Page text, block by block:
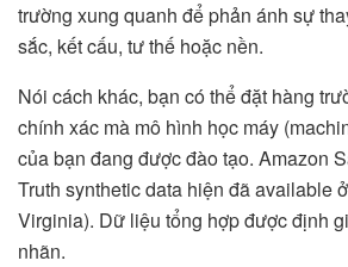
trường xung quanh để phản ánh sự
sắc, kết cấu, tư thế hoặc nền.
Nói cách khác, bạn có thể đặt hàng
chính xác mà mô hình học máy
của bạn đang được đào tạo. Amazon
Truth synthetic data hiện đã available
Virginia). Dữ liệu tổng hợp được định
nhãn.